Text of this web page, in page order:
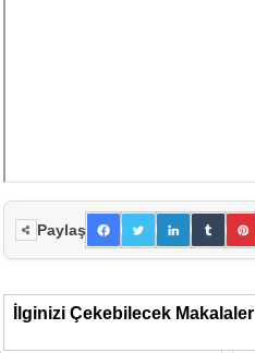
Paylaş
İlginizi Çekebilecek Makalaler